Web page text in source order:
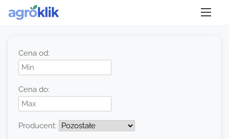
Pozostałe
Cena od:
Cena do:
Producent: